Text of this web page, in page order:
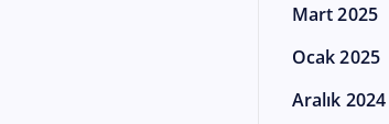
Mart 2025
Ocak 2025
Aralık 2024